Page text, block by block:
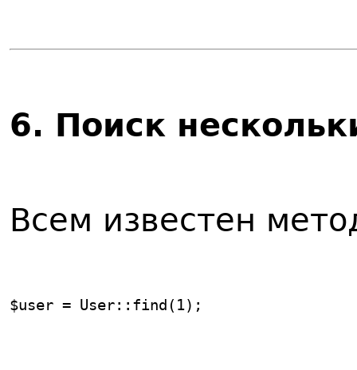
6. Поиск
Всем известен
$user = User::find(1);